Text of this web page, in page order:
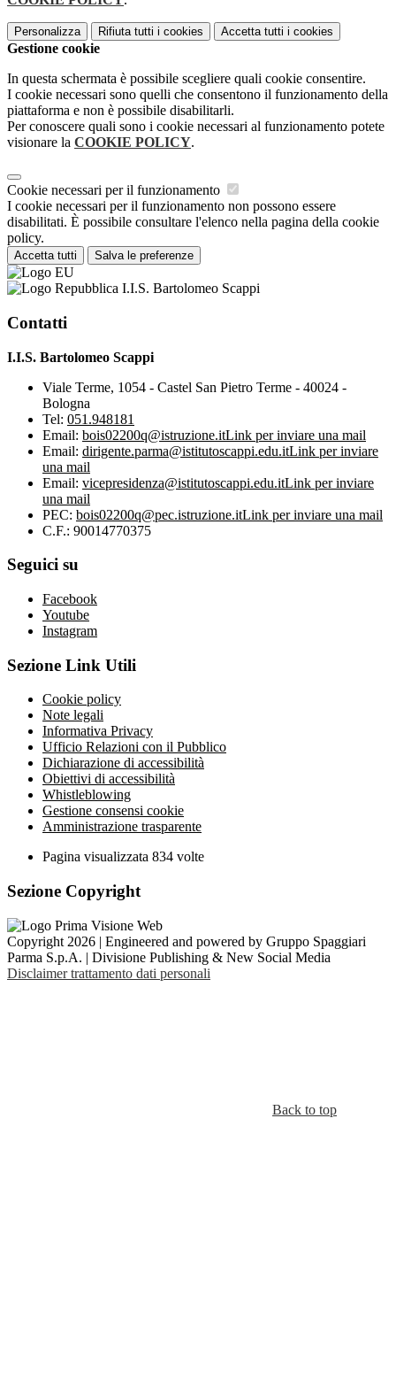
Personalizza Rifiuta tutti i cookies Accetta tutti i cookies
Gestione cookie
In questa schermata è possibile scegliere quali cookie consentire.
I cookie necessari sono quelli che consentono il funzionamento della
piattaforma e non è possibile disabilitarli.
Per conoscere quali sono i cookie necessari al funzionamento potete
visionare la COOKIE POLICY.
Cookie necessari per il funzionamento
I cookie necessari per il funzionamento non possono essere
disabilitati. È possibile consultare l'elenco nella pagina della cookie
policy.
Accetta tutti Salva le preferenze
I.I.S. Bartolomeo Scappi
Contatti
I.I.S. Bartolomeo Scappi
Viale Terme, 1054 - Castel San Pietro Terme - 40024 -
Bologna
Tel: 051.948181
Email: bois02200q@istruzione.itLink per inviare una mail
Email: dirigente.parma@istitutoscappi.edu.itLink per inviare
una mail
Email: vicepresidenza@istitutoscappi.edu.itLink per inviare
una mail
PEC: bois02200q@pec.istruzione.itLink per inviare una mail
C.F.: 90014770375
Seguici su
Facebook
Youtube
Instagram
Sezione Link Utili
Cookie policy
Note legali
Informativa Privacy
Ufficio Relazioni con il Pubblico
Dichiarazione di accessibilità
Obiettivi di accessibilità
Whistleblowing
Gestione consensi cookie
Amministrazione trasparente
Pagina visualizzata 834 volte
Sezione Copyright
Copyright 2026 | Engineered and powered by Gruppo Spaggiari
Parma S.p.A. | Divisione Publishing & New Social Media
Disclaimer trattamento dati personali
Back to top